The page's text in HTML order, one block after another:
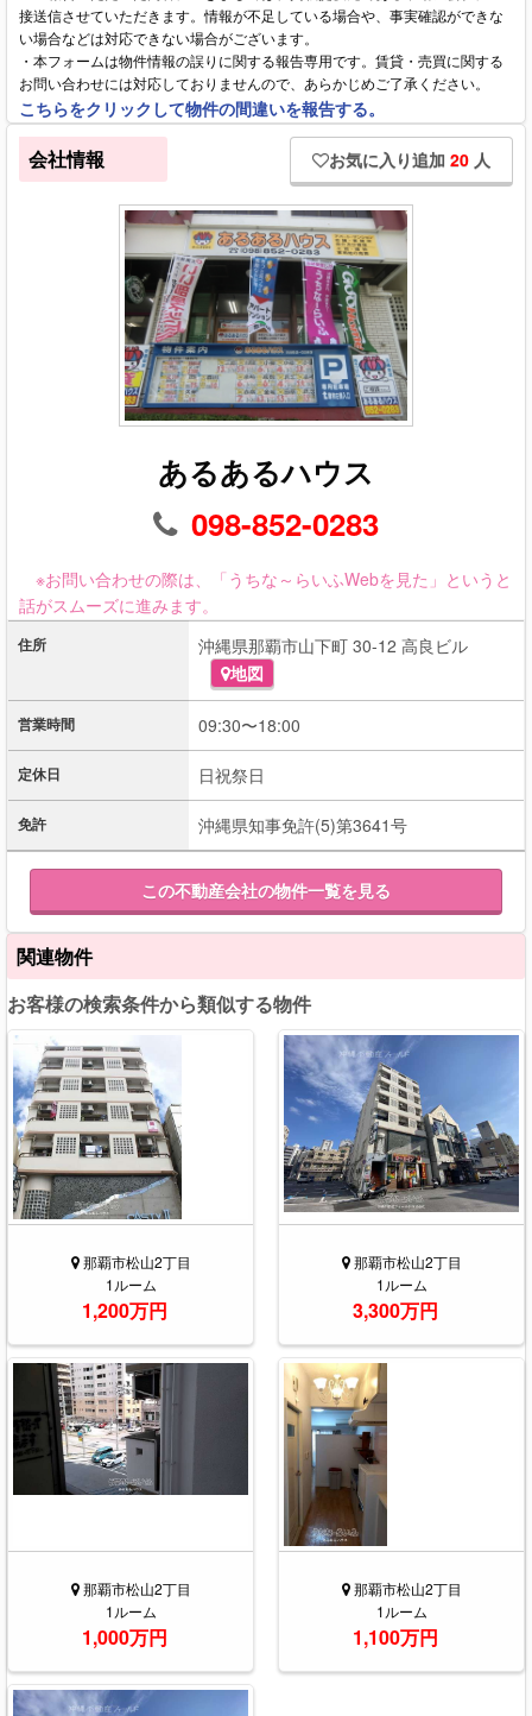
接送信させていただきます。情報が不足している場合や、事実確認ができな
い場合などは対応できない場合がございます。
・本フォームは物件情報の誤りに関する報告専用です。賃貸・売買に関する
お問い合わせには対応しておりませんので、あらかじめご了承ください。
こちらをクリックして物件の間違いを報告する。
会社情報 お気に入り追加 20 人
あるあるハウス
098-852-0283
※お問い合わせの際は、「うちな～らいふWebを見た」というと
話がスムーズに進みます。
住所
沖縄県那覇市山下町 30-12 高良ビル
地図
営業時間 09:30〜18:00
定休日 日祝祭日
免許 沖縄県知事免許(5)第3641号
この不動産会社の物件一覧を見る
関連物件
お客様の検索条件から類似する物件
那覇市松山2丁目
1ルーム
1,200万円
那覇市松山2丁目
1ルーム
3,300万円
那覇市松山2丁目
1ルーム
1,000万円
那覇市松山2丁目
1ルーム
1,100万円